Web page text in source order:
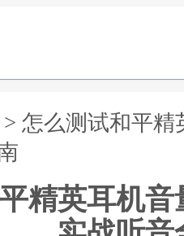
> 怎么测试和平
精英耳机